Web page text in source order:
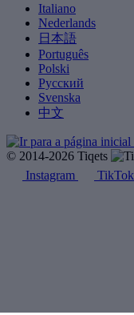
Italiano
Nederlands
日本語
Português
Polski
Русский
Svenska
中文
© 2014-2026 Tiqets
Instagram
TikTok